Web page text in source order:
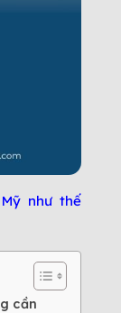
như thế
cần